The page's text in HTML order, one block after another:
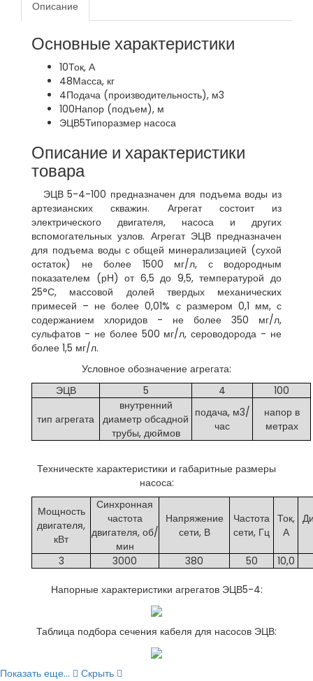
Описание
Основные характеристики
10Ток, А
48Масса, кг
4Подача (производительность), м3
100Напор (подъем), м
ЭЦВ5Типоразмер насоса
Описание и характеристики
товара
ЭЦВ 5-4-100 предназначен для подъема воды из
артезианских скважин. Агрегат состоит из
электрического двигателя, насоса и других
вспомогательных узлов. Агрегат ЭЦВ предназначен
для подъема воды с общей минерализацией (сухой
остаток) не более 1500 мг/л, с водородным
показателем (рН) от 6,5 до 9,5, температурой до
25°С, массовой долей твердых механических
примесей – не более 0,01% с размером 0,1 мм, с
содержанием хлоридов - не более 350 мг/л,
сульфатов - не более 500 мг/л, сероводорода - не
более 1,5 мг/л.
Условное обозначение агрегата:
ЭЦВ
5 4 100
тип агрегата
внутренний
диаметр обсадной
трубы, дюймов
подача, м3/
час
напор в
метрах
Техническте характеристики и габаритные размеры
насоса:
Мощность
двигателя,
кВт
Синхронная
частота
двигателя, об/
мин
Напряжение
сети, В
Частота
сети, Гц
Ток,
А
3 3000 380 50 10,0
Напорные характеристики агрегатов ЭЦВ5-4:
Таблица подбора сечения кабеля для насосов ЭЦВ:
Показать еще...
Скрыть